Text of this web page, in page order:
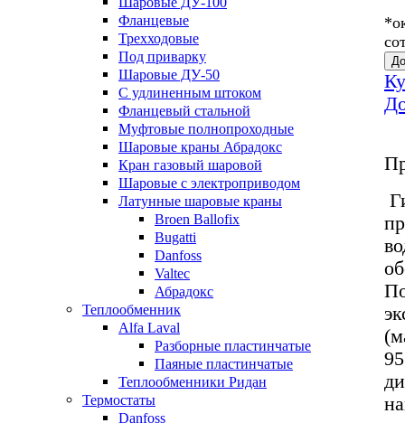
Фланцевые
Трехходовые
Под приварку
Шаровые ДУ-50
С удлиненным штоком
Фланцевый стальной
Муфтовые полнопроходные
Шаровые краны Абрадокс
Кран газовый шаровой
Шаровые с электроприводом
Латунные шаровые краны
Broen Ballofix
Bugatti
Danfoss
Valtec
Абрадокс
Теплообменник
Alfa Laval
Разборные пластинчатые
Паяные пластинчатые
Теплообменники Ридан
Термостаты
Danfoss